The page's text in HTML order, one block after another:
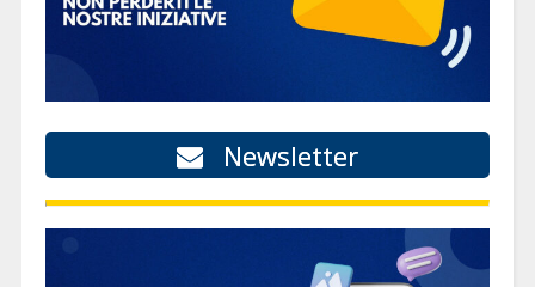
Newsletter